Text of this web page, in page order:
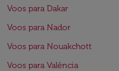
Voos para Dakar
Voos para Nador
Voos para Nouakchott
Voos para Valência